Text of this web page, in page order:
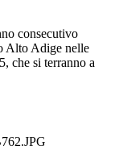
consecutivo
Alto Adige nelle
che si terranno a